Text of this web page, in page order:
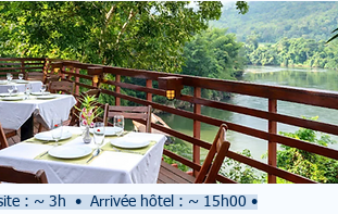
: ~ 3h •Arrivée hôtel : ~ 15h00 •